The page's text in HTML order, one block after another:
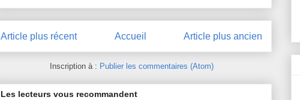
Article plus récent Article plus ancien
Accueil
Inscription à : Publier les commentaires (Atom)
Les lecteurs vous recommandent